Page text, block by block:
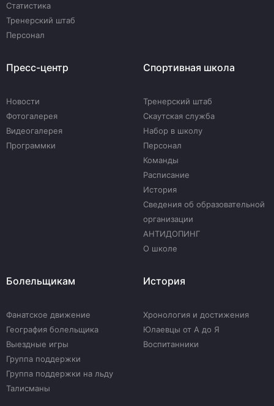
Статистика
Тренерский штаб
Персонал
Пресс-центр
Новости
Фотогалерея
Видеогалерея
Программки
Спортивная школа
Тренерский штаб
Скаутская служба
Набор в школу
Персонал
Команды
Расписание
История
Сведения об образовательной
организации
АНТИДОПИНГ
О школе
Болельщикам
Фанатское движение
География болельщика
Выездные игры
Группа поддержки
Группа поддержки на льду
Талисманы
История
Хронология и достижения
Юлаевцы от А до Я
Воспитанники